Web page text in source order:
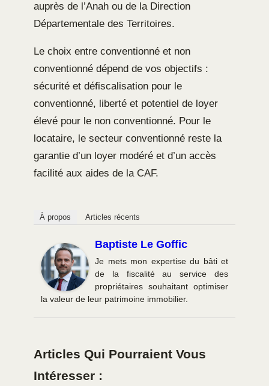
auprès de l’Anah ou de la Direction
Départementale des Territoires.
Le choix entre conventionné et non
conventionné dépend de vos objectifs :
sécurité et défiscalisation pour le
conventionné, liberté et potentiel de loyer
élevé pour le non conventionné. Pour le
locataire, le secteur conventionné reste la
garantie d’un loyer modéré et d’un accès
facilité aux aides de la CAF.
À propos Articles récents
Baptiste Le Goffic
Je mets mon expertise du bâti et
de la fiscalité au service des
propriétaires souhaitant optimiser
la valeur de leur patrimoine immobilier.
Articles Qui Pourraient Vous
Intéresser :